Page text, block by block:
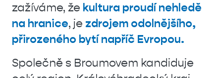
zažíváme, že kultura proudí nehledě
na hranice, je zdrojem odolnějšího,
přirozeného bytí napříč Evropou.
Společně s Broumovem kandiduje